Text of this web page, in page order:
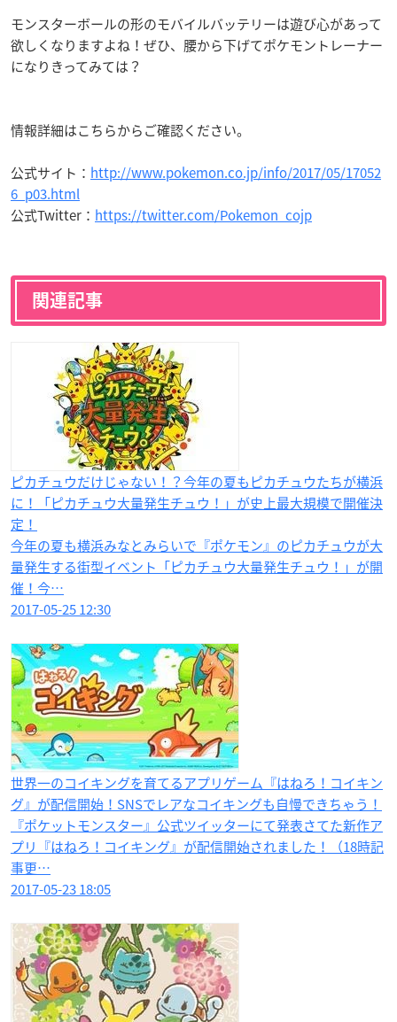
モンスターボールの形のモバイルバッテリーは遊び心があって
欲しくなりますよね！ぜひ、腰から下げてポケモントレーナー
になりきってみては？
情報詳細はこちらからご確認ください。
公式サイト： http://www.pokemon.co.jp/info/2017/05/17052
6_p03.html
公式Twitter： https://twitter.com/Pokemon_cojp
関連記事
ピカチュウだけじゃない！？今年の夏もピカチュウたちが横浜
に！「ピカチュウ大量発生チュウ！」が史上最大規模で開催決
定！
今年の夏も横浜みなとみらいで『ポケモン』のピカチュウが大
量発生する街型イベント「ピカチュウ大量発生チュウ！」が開
催！今…
2017-05-25 12:30
世界一のコイキングを育てるアプリゲーム『はねろ！コイキン
グ』が配信開始！SNSでレアなコイキングも自慢できちゃう！
『ポケットモンスター』公式ツイッターにて発表さてた新作ア
プリ『はねろ！コイキング』が配信開始されました！（18時記
事更…
2017-05-23 18:05